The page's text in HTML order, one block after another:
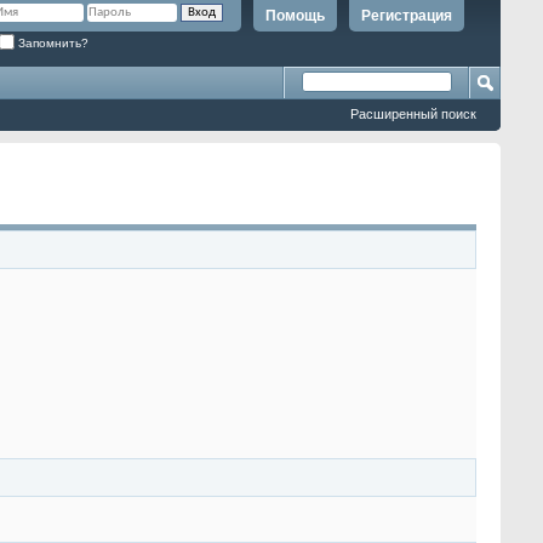
Регистрация
Помощь
Запомнить?
Расширенный поиск